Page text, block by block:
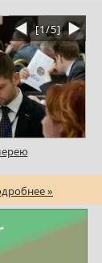
[1/5]
»